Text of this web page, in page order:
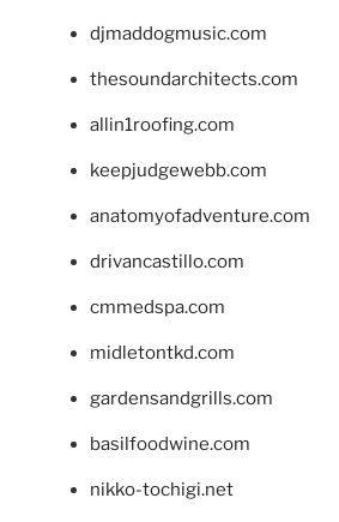
djmaddogmusic.com
thesoundarchitects.com
allin1roofing.com
keepjudgewebb.com
anatomyofadventure.com
drivancastillo.com
cmmedspa.com
midletontkd.com
gardensandgrills.com
basilfoodwine.com
nikko-tochigi.net